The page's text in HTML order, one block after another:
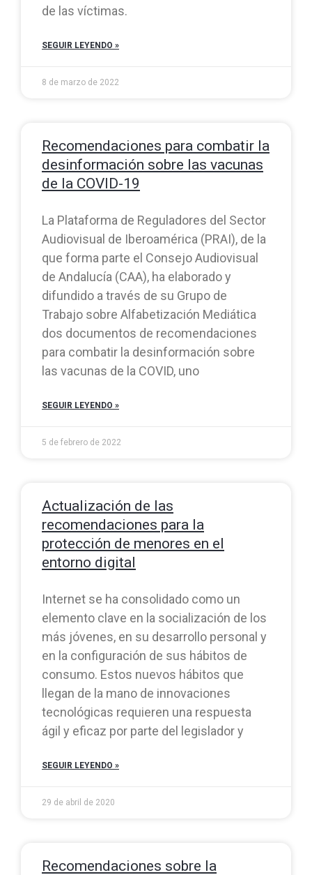
de las víctimas.
SEGUIR LEYENDO »
8 de marzo de 2022
Recomendaciones para combatir la
desinformación sobre las vacunas
de la COVID-19
La Plataforma de Reguladores del Sector
Audiovisual de Iberoamérica (PRAI), de la
que forma parte el Consejo Audiovisual
de Andalucía (CAA), ha elaborado y
difundido a través de su Grupo de
Trabajo sobre Alfabetización Mediática
dos documentos de recomendaciones
para combatir la desinformación sobre
las vacunas de la COVID, uno
SEGUIR LEYENDO »
5 de febrero de 2022
Actualización de las
recomendaciones para la
protección de menores en el
entorno digital
Internet se ha consolidado como un
elemento clave en la socialización de los
más jóvenes, en su desarrollo personal y
en la configuración de sus hábitos de
consumo. Estos nuevos hábitos que
llegan de la mano de innovaciones
tecnológicas requieren una respuesta
ágil y eficaz por parte del legislador y
SEGUIR LEYENDO »
29 de abril de 2020
Recomendaciones sobre la